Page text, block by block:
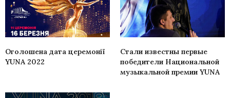
Оголошена дата церемонії
YUNA 2022
Стали известны первые
победители Национальной
музыкальной премии YUNA